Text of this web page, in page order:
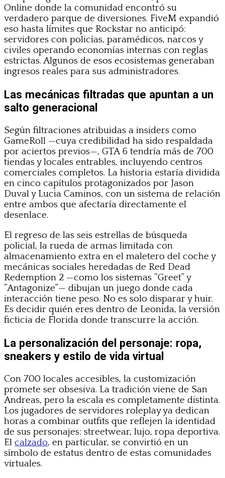
Online donde la comunidad encontró su
verdadero parque de diversiones. FiveM expandió
eso hasta límites que Rockstar no anticipó:
servidores con policías, paramédicos, narcos y
civiles operando economías internas con reglas
estrictas. Algunos de esos ecosistemas generaban
ingresos reales para sus administradores.
Las mecánicas filtradas que apuntan a un
salto generacional
Según filtraciones atribuidas a insiders como
GameRoll —cuya credibilidad ha sido respaldada
por aciertos previos—, GTA 6 tendría más de 700
tiendas y locales entrables, incluyendo centros
comerciales completos. La historia estaría dividida
en cinco capítulos protagonizados por Jason
Duval y Lucia Caminos, con un sistema de relación
entre ambos que afectaría directamente el
desenlace.
El regreso de las seis estrellas de búsqueda
policial, la rueda de armas limitada con
almacenamiento extra en el maletero del coche y
mecánicas sociales heredadas de Red Dead
Redemption 2 —como los sistemas “Greet” y
“Antagonize”— dibujan un juego donde cada
interacción tiene peso. No es solo disparar y huir.
Es decidir quién eres dentro de Leonida, la versión
ficticia de Florida donde transcurre la acción.
La personalización del personaje: ropa,
sneakers y estilo de vida virtual
Con 700 locales accesibles, la customización
promete ser obsesiva. La tradición viene de San
Andreas, pero la escala es completamente distinta.
Los jugadores de servidores roleplay ya dedican
horas a combinar outfits que reflejen la identidad
de sus personajes: streetwear, lujo, ropa deportiva.
El calzado, en particular, se convirtió en un
símbolo de estatus dentro de estas comunidades
virtuales.